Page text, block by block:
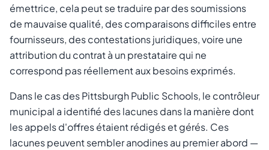
émettrice, cela peut se traduire par des soumissions
de mauvaise qualité, des comparaisons difficiles entre
fournisseurs, des contestations juridiques, voire une
attribution du contrat à un prestataire qui ne
correspond pas réellement aux besoins exprimés.
Dans le cas des Pittsburgh Public Schools, le contrôleur
municipal a identifié des lacunes dans la manière dont
les appels d'offres étaient rédigés et gérés. Ces
lacunes peuvent sembler anodines au premier abord —